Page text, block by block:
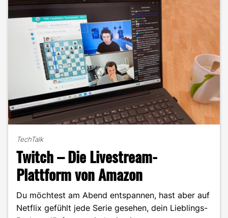
TechTalk
Twitch – Die Livestream-
Plattform von Amazon
Du möchtest am Abend entspannen, hast aber auf
Netflix gefühlt jede Serie gesehen, dein Lieblings-